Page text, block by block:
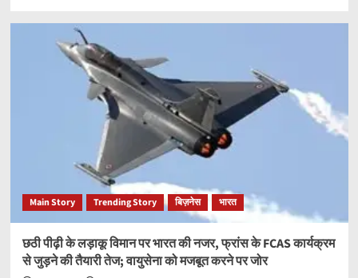
Main Story Trending Story बिज़नेस भारत
छठी पीढ़ी के लड़ाकू विमान पर भारत की नजर, फ्रांस के FCAS कार्यक्रम
से जुड़ने की तैयारी तेज; वायुसेना को मजबूत करने पर जोर